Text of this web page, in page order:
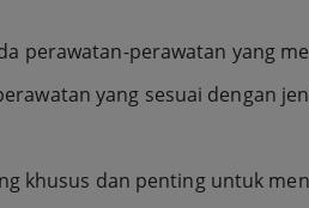
perawatan-perawatan yang
yang sesuai dengan
khusus dan penting untuk